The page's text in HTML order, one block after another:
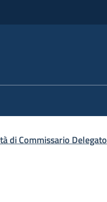
di Commissario Delegato